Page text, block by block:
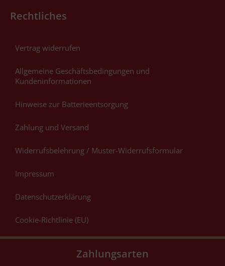
Rechtliches
Vertrag widerrufen
Allgemeine Geschäftsbedingungen und
Kundeninformationen
Hinweise zur Batterieentsorgung
Zahlung und Versand
Widerrufsbelehrung / Muster-Widerrufsformular
Impressum
Datenschutzerklärung
Cookie-Richtlinie (EU)
Zahlungsarten